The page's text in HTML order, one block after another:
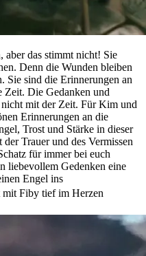
aber das stimmt nicht! Sie
Denn die Wunden bleiben
Sie sind die Erinnerungen an
Zeit. Die Gedanken und
mit der Zeit. Für Kim und
Erinnerungen an die
Trost und Stärke in dieser
Trauer und des Vermissen
für immer bei euch
liebevollem Gedenken eine
Engel ins
Fiby tief im Herzen